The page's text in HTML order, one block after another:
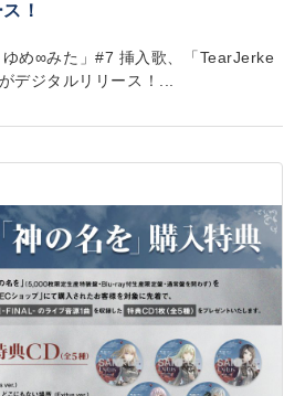
！
め∞みた」#7 挿入歌、「TearJerke
デジタルリリース！...